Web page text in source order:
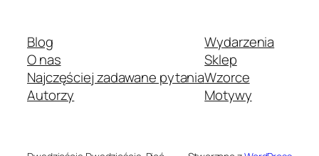
Blog
O nas
Najczęściej zadawane pytania
Autorzy
Wydarzenia
Sklep
Wzorce
Motywy